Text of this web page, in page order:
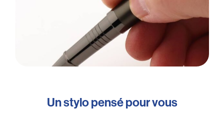
Un stylo pensé pour vous